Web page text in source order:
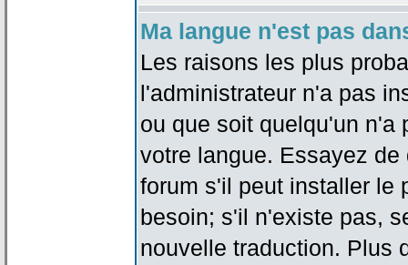
Ma langue n'est pas
Les raisons les plus
l'administrateur n'a pas
ou que soit quelqu'un n'a
votre langue. Essayez
forum s'il peut installer le
besoin; s'il n'existe pas,
nouvelle traduction. Plus